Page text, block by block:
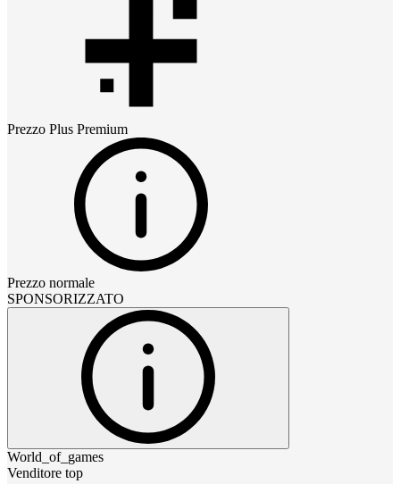
Prezzo Plus Premium
Prezzo normale
SPONSORIZZATO
World_of_games
Venditore top